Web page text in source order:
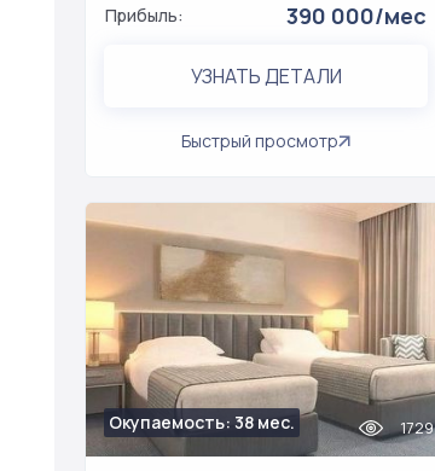
Прибыль: 390 000/мес
УЗНАТЬ ДЕТАЛИ
Быстрый просмотр
Окупаемость: 38 мес. 1729